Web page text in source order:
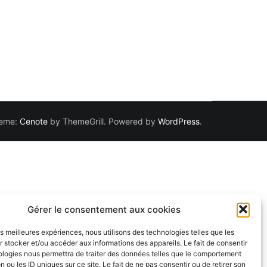
Gérer le consentement aux cookies
meilleures expériences, nous utilisons des technologies telles que les
stocker et/ou accéder aux informations des appareils. Le fait de consentir
nous permettra de traiter des données telles que le comportement
ou les ID uniques sur ce site. Le fait de ne pas consentir ou de retirer son
Cenote by ThemeGrill. Powered by WordPress.